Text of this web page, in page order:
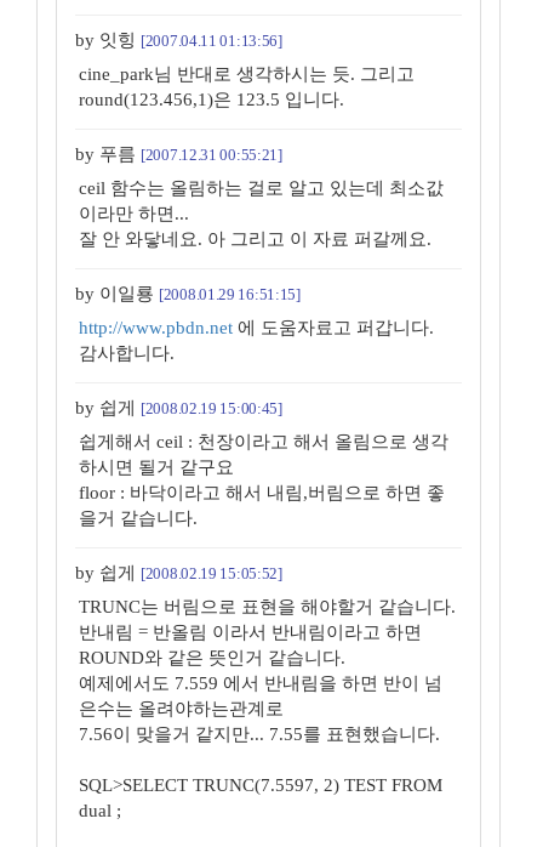
by 잇힝 [2007.04.11 01:13:56]
cine_park님 반대로 생각하시는 듯. 그리고
round(123.456,1)은 123.5 입니다.
by 푸름 [2007.12.31 00:55:21]
ceil 함수는 올림하는 걸로 알고 있는데 최소값
이라만 하면...
잘 안 와닿네요. 아 그리고 이 자료 퍼갈께요.
by 이일룡 [2008.01.29 16:51:15]
http://www.pbdn.net 에 도움자료고 퍼갑니다.
감사합니다.
by 쉽게 [2008.02.19 15:00:45]
쉽게해서 ceil : 천장이라고 해서 올림으로 생각
하시면 될거 같구요
floor : 바닥이라고 해서 내림,버림으로 하면 좋
을거 같습니다.
by 쉽게 [2008.02.19 15:05:52]
TRUNC는 버림으로 표현을 해야할거 같습니다.
반내림 = 반올림 이라서 반내림이라고 하면
ROUND와 같은 뜻인거 같습니다.
예제에서도 7.559 에서 반내림을 하면 반이 넘
은수는 올려야하는관계로
7.56이 맞을거 같지만... 7.55를 표현했습니다.
SQL>SELECT TRUNC(7.5597, 2) TEST FROM
dual ;